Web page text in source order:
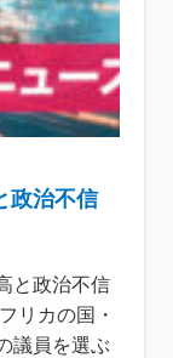
政治不信
と政治不信
リカの国・
議員を選ぶ